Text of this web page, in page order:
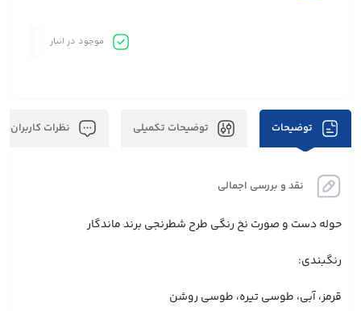
موجود در انبار
توضیحات توضیحات تکمیلی نظرات کاربران
نقد و بررسی اجمالی
حوله دست و صورت نخ رنگی طرح شطرنجی برند ماندگار
رنگبندی:
قرمز، آبی، طوسی تيره، طوسی روشن